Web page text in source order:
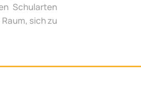
Schularten
sich zu